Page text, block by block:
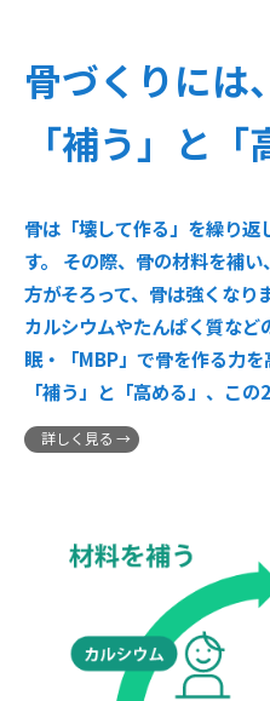
骨づくりには、
「補う」と「
骨は「壊して作る」を繰り返
す。 その際、骨の材料を補
方がそろって、骨は強くなりま
カルシウムやたんぱく質な
眠・「MBP」で骨を作る力を
「補う」と「高める」、この
詳しく見る